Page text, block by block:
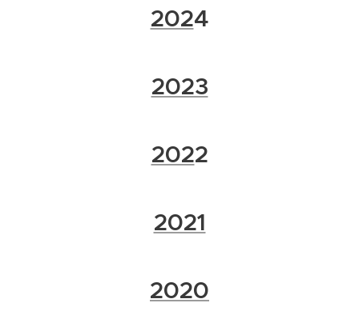
2024
2023
2022
2021
2020